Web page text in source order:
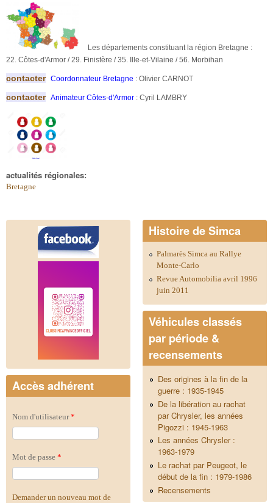
Les départements constituant la région Bretagne :
22. Côtes-d'Armor / 29. Finistère / 35. Ille-et-Vilaine / 56. Morbihan
contacter Coordonnateur Bretagne : Olivier CARNOT
contacter Animateur Côtes-d'Armor : Cyril LAMBRY
actualités régionales:
Bretagne
Accès adhérent
Nom d'utilisateur*
Mot de passe *
Demander un nouveau mot de
Histoire de Simca
Palmarès Simca au Rallye
Monte-Carlo
Revue Automobilia avril 1996
juin 2011
Véhicules classés
par période &
recensements
Des origines à la fin de la
guerre : 1935-1945
De la libération au rachat
par Chrysler, les années
Pigozzi : 1945-1963
Les années Chrysler :
1963-1979
Le rachat par Peugeot, le
début de la fin : 1979-1986
Recensements